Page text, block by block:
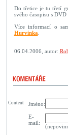
Do třetice je tu třetí
svého časopisu s
Více informací o
Hurvínka
06.04.2006, autor:
Jméno:
E-
mail:
Content